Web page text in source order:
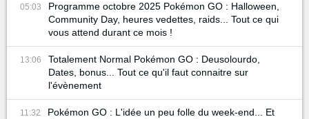
05:03
Programme octobre 2025 Pokémon GO : Halloween,
Community Day, heures vedettes, raids... Tout ce qui
vous attend durant ce mois !
13:06
Totalement Normal Pokémon GO : Deusolourdo,
Dates, bonus... Tout ce qu'il faut connaitre sur
l'évènement
11:32
Pokémon GO : L'idée un peu folle du week-end... Et